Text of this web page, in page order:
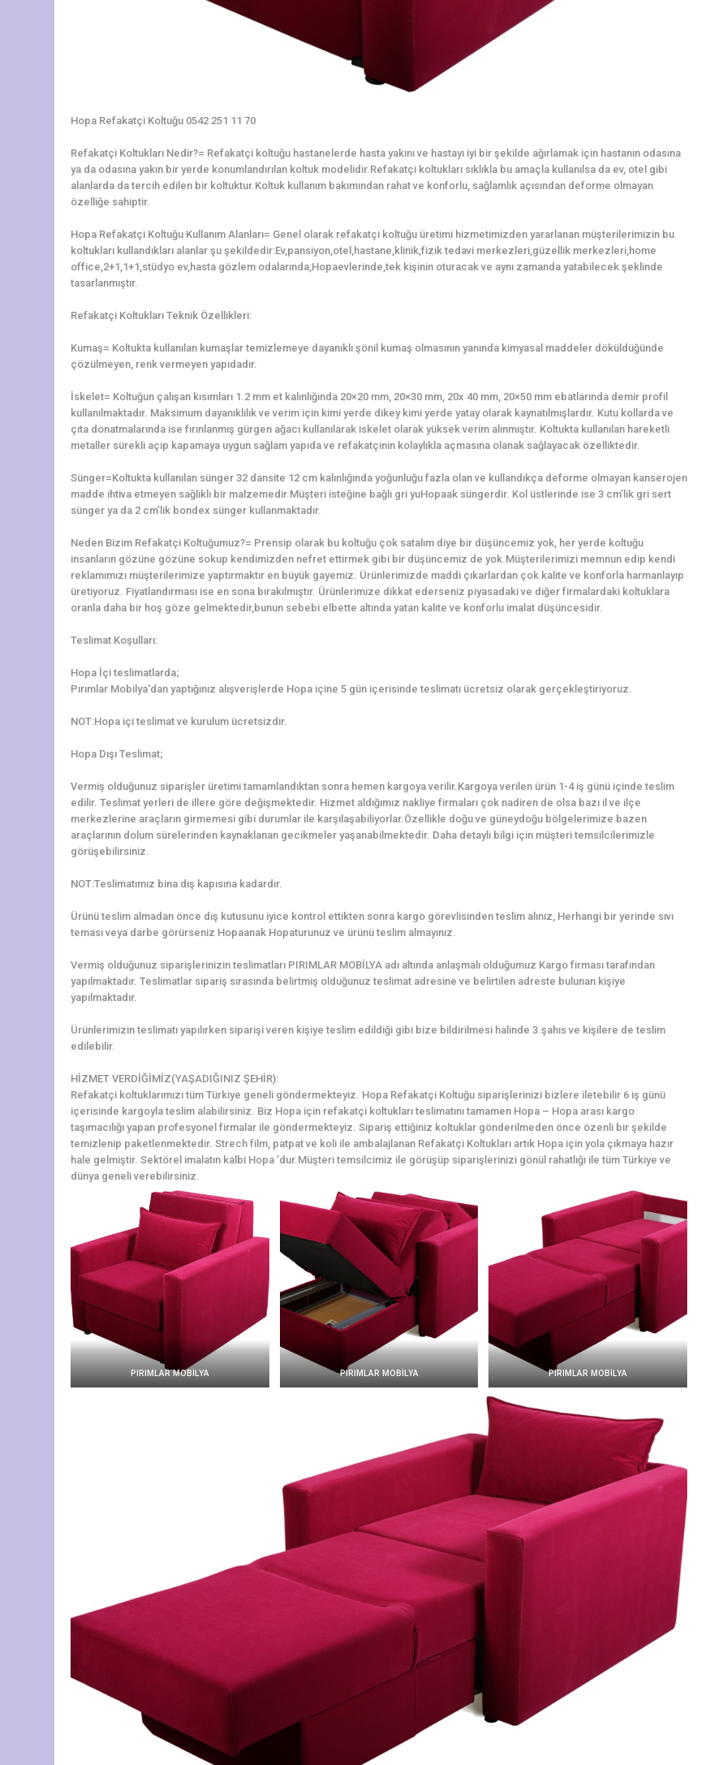
Hopa Refakatçi Koltuğu 0542 251 11 70
Refakatçi Koltukları Nedir?= Refakatçi koltuğu hastanelerde hasta yakını ve hastayı iyi bir şekilde ağırlamak için hastanın odasına
ya da odasına yakın bir yerde konumlandırılan koltuk modelidir.Refakatçi koltukları sıklıkla bu amaçla kullanılsa da ev, otel gibi
alanlarda da tercih edilen bir koltuktur.Koltuk kullanım bakımından rahat ve konforlu, sağlamlık açısından deforme olmayan
özelliğe sahiptir.
Hopa Refakatçi Koltuğu Kullanım Alanları= Genel olarak refakatçi koltuğu üretimi hizmetimizden yararlanan müşterilerimizin bu
koltukları kullandıkları alanlar şu şekildedir:Ev,pansiyon,otel,hastane,klinik,fizik tedavi merkezleri,güzellik merkezleri,home
office,2+1,1+1,stüdyo ev,hasta gözlem odalarında,Hopaevlerinde,tek kişinin oturacak ve aynı zamanda yatabilecek şeklinde
tasarlanmıştır.
Refakatçi Koltukları Teknik Özellikleri:
Kumaş= Koltukta kullanılan kumaşlar temizlemeye dayanıklı şönil kumaş olmasının yanında kimyasal maddeler döküldüğünde
çözülmeyen, renk vermeyen yapıdadır.
İskelet= Koltuğun çalışan kısımları 1.2 mm et kalınlığında 20×20 mm, 20×30 mm, 20x 40 mm, 20×50 mm ebatlarında demir profil
kullanılmaktadır. Maksimum dayanıklılık ve verim için kimi yerde dikey kimi yerde yatay olarak kaynatılmışlardır. Kutu kollarda ve
çıta donatmalarında ise fırınlanmış gürgen ağacı kullanılarak iskelet olarak yüksek verim alınmıştır. Koltukta kullanılan hareketli
metaller sürekli açıp kapamaya uygun sağlam yapıda ve refakatçinin kolaylıkla açmasına olanak sağlayacak özelliktedir.
Sünger=Koltukta kullanılan sünger 32 dansite 12 cm kalınlığında yoğunluğu fazla olan ve kullandıkça deforme olmayan kanserojen
madde ihtiva etmeyen sağlıklı bir malzemedir.Müşteri isteğine bağlı gri yuHopaak süngerdir. Kol üstlerinde ise 3 cm’lik gri sert
sünger ya da 2 cm’lik bondex sünger kullanmaktadır.
Neden Bizim Refakatçi Koltuğumuz?= Prensip olarak bu koltuğu çok satalım diye bir düşüncemiz yok, her yerde koltuğu
insanların gözüne gözüne sokup kendimizden nefret ettirmek gibi bir düşüncemiz de yok.Müşterilerimizi memnun edip kendi
reklamımızı müşterilerimize yaptırmaktır en büyük gayemiz. Ürünlerimizde maddi çıkarlardan çok kalite ve konforla harmanlayıp
üretiyoruz. Fiyatlandırması ise en sona bırakılmıştır. Ürünlerimize dikkat ederseniz piyasadaki ve diğer firmalardaki koltuklara
oranla daha bir hoş göze gelmektedir,bunun sebebi elbette altında yatan kalite ve konforlu imalat düşüncesidir.
Teslimat Koşulları:
Hopa İçi teslimatlarda;
Pırımlar Mobilya‘dan yaptığınız alışverişlerde Hopa içine 5 gün içerisinde teslimatı ücretsiz olarak gerçekleştiriyoruz.
NOT:Hopa içi teslimat ve kurulum ücretsizdir.
Hopa Dışı Teslimat;
Vermiş olduğunuz siparişler üretimi tamamlandıktan sonra hemen kargoya verilir.Kargoya verilen ürün 1-4 iş günü içinde teslim
edilir. Teslimat yerleri de illere göre değişmektedir. Hizmet aldığımız nakliye firmaları çok nadiren de olsa bazı il ve ilçe
merkezlerine araçların girmemesi gibi durumlar ile karşılaşabiliyorlar.Özellikle doğu ve güneydoğu bölgelerimize bazen
araçlarının dolum sürelerinden kaynaklanan gecikmeler yaşanabilmektedir. Daha detaylı bilgi için müşteri temsilcilerimizle
görüşebilirsiniz.
NOT:Teslimatımız bina dış kapısına kadardır.
Ürünü teslim almadan önce dış kutusunu iyice kontrol ettikten sonra kargo görevlisinden teslim alınız, Herhangi bir yerinde sıvı
teması veya darbe görürseniz Hopaanak Hopaturunuz ve ürünü teslim almayınız.
Vermiş olduğunuz siparişlerinizin teslimatları PIRIMLAR MOBİLYA adı altında anlaşmalı olduğumuz Kargo firması tarafından
yapılmaktadır. Teslimatlar sipariş sırasında belirtmiş olduğunuz teslimat adresine ve belirtilen adreste bulunan kişiye
yapılmaktadır.
Ürünlerimizin teslimatı yapılırken siparişi veren kişiye teslim edildiği gibi bize bildirilmesi halinde 3.şahıs ve kişilere de teslim
edilebilir.
HİZMET VERDİĞİMİZ(YAŞADIĞINIZ ŞEHİR):
Refakatçi koltuklarımızı tüm Türkiye geneli göndermekteyiz. Hopa Refakatçi Koltuğu siparişlerinizi bizlere iletebilir 6 iş günü
içerisinde kargoyla teslim alabilirsiniz. Biz Hopa için refakatçi koltukları teslimatını tamamen Hopa – Hopa arası kargo
taşımacılığı yapan profesyonel firmalar ile göndermekteyiz. Sipariş ettiğiniz koltuklar gönderilmeden önce özenli bir şekilde
temizlenip paketlenmektedir. Strech film, patpat ve koli ile ambalajlanan Refakatçi Koltukları artık Hopa için yola çıkmaya hazır
hale gelmiştir. Sektörel imalatın kalbi Hopa ’dur.Müşteri temsilcimiz ile görüşüp siparişlerinizi gönül rahatlığı ile tüm Türkiye ve
dünya geneli verebilirsiniz.
PIRIMLAR MOBİLYA PIRIMLAR MOBİLYA PIRIMLAR MOBİLYA